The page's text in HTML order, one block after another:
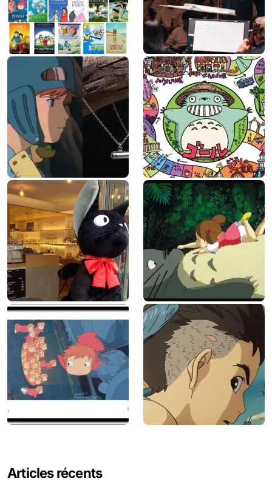
Articles récents